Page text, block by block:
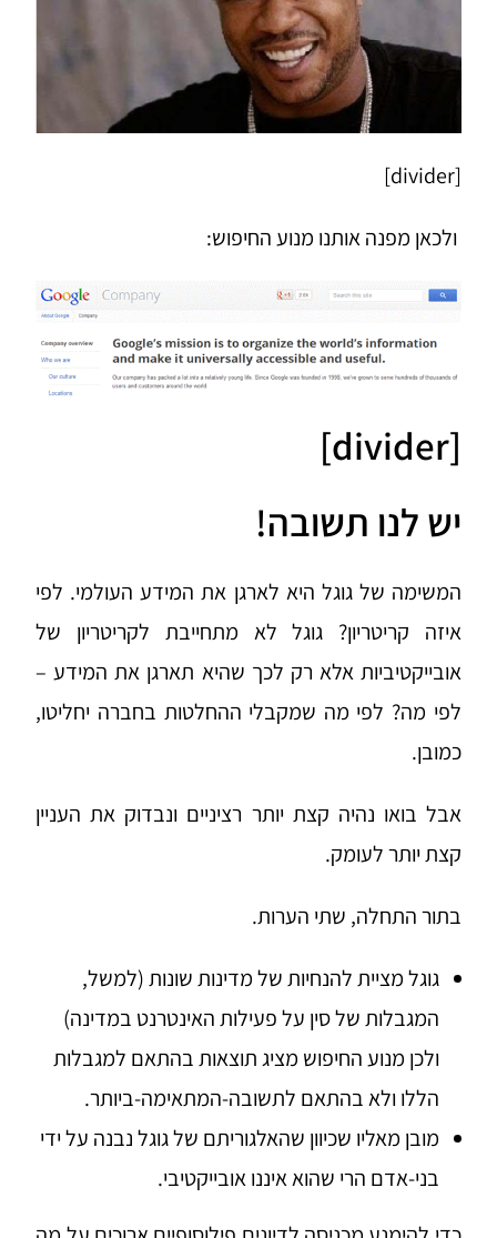
[divider]
ולכאן מפנה אותנו מנוע החיפוש:
[divider]
יש לנו תשובה!
המשימה של גוגל היא לארגן את המידע העולמי. לפי
איזה קריטריון? גוגל לא מתחייבת לקריטריון של
אובייקטיביות אלא רק לכך שהיא תארגן את המידע –
לפי מה? לפי מה שמקבלי ההחלטות בחברה יחליטו,
כמובן.
אבל בואו נהיה קצת יותר רציניים ונבדוק את העניין
קצת יותר לעומק.
בתור התחלה, שתי הערות.
גוגל מציית להנחיות של מדינות שונות (למשל,
המגבלות של סין על פעילות האינטרנט במדינה)
ולכן מנוע החיפוש מציג תוצאות בהתאם למגבלות
הללו ולא בהתאם לתשובה-המתאימה-ביותר.
מובן מאליו שכיוון שהאלגוריתם של גוגל נבנה על ידי
בני-אדם הרי שהוא איננו אובייקטיבי.